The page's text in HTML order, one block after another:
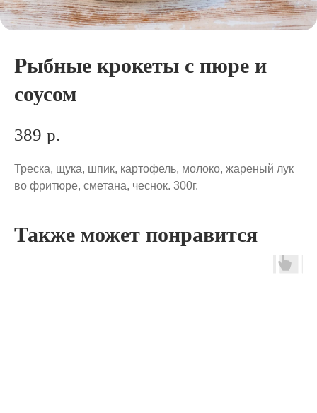
Рыбные крокеты с пюре и
соусом
389 р.
Треска, щука, шпик, картофель, молоко, жареный лук
во фритюре, сметана, чеснок. 300г.
Также может понравится